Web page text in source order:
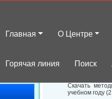
Главная О Центре
Горячая линия Поиск
Скачать
учебном году